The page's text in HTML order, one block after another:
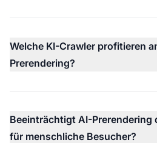
Welche KI-Crawler profitieren
Prerendering?
Beeinträchtigt AI-Prerendering
für menschliche Besucher?